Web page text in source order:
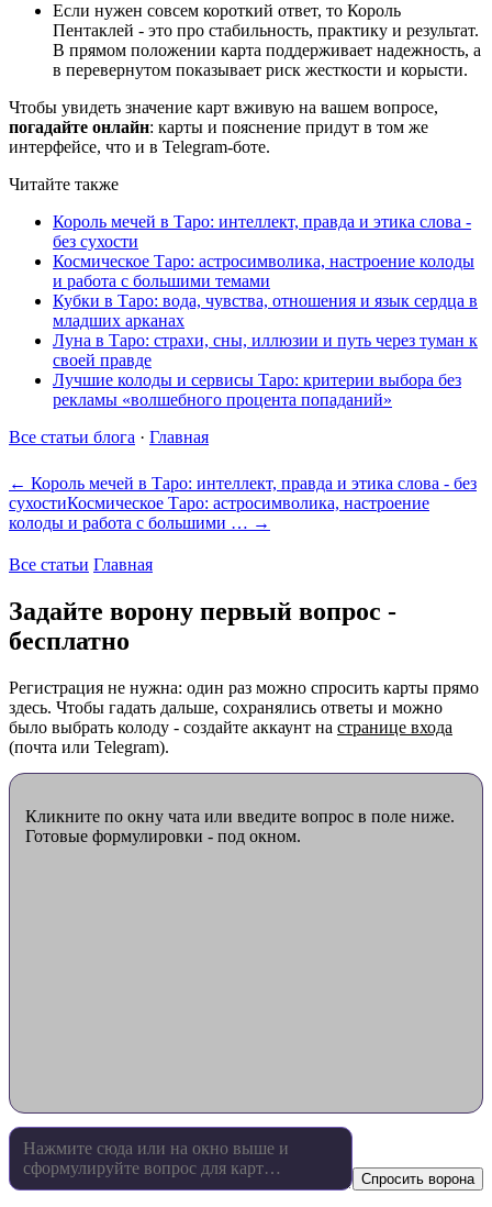
Если нужен совсем короткий ответ, то Король
Пентаклей - это про стабильность, практику и результат.
В прямом положении карта поддерживает надежность, а
в перевернутом показывает риск жесткости и корысти.
Чтобы увидеть значение карт вживую на вашем вопросе,
погадайте онлайн: карты и пояснение придут в том же
интерфейсе, что и в Telegram-боте.
Читайте также
Король мечей в Таро: интеллект, правда и этика слова -
без сухости
Космическое Таро: астросимволика, настроение колоды
и работа с большими темами
Кубки в Таро: вода, чувства, отношения и язык сердца в
младших арканах
Луна в Таро: страхи, сны, иллюзии и путь через туман к
своей правде
Лучшие колоды и сервисы Таро: критерии выбора без
рекламы «волшебного процента попаданий»
Все статьи блога · Главная
← Король мечей в Таро: интеллект, правда и этика слова - без
сухостиКосмическое Таро: астросимволика, настроение
колоды и работа с большими … →
Все статьи Главная
Задайте ворону первый вопрос -
бесплатно
Регистрация не нужна: один раз можно спросить карты прямо
здесь. Чтобы гадать дальше, сохранялись ответы и можно
было выбрать колоду - создайте аккаунт на странице входа
(почта или Telegram).
Кликните по окну чата или введите вопрос в поле ниже.
Готовые формулировки - под окном.
Спросить ворона